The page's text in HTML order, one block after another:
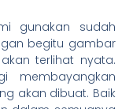
gunakan sudah
begitu gambar
terlihat nyata.
akan dibuat. Baik